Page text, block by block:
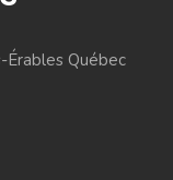
Érables Québec